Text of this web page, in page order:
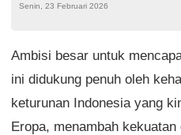
Amankan Hasil Imbang 1-1
Senin, 23 Februari 2026
Ambisi besar untuk
ini didukung penuh oleh
keturunan Indonesia yang
Eropa, menambah